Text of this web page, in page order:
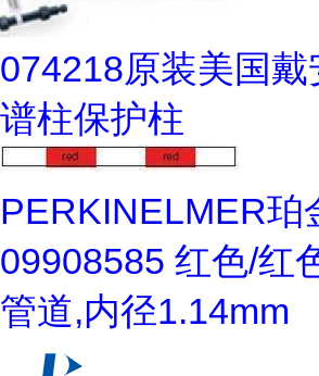
074218原装美国
谱柱保护柱
PERKINELMER珀
09908585 红色/红
管道,内径1.14mm